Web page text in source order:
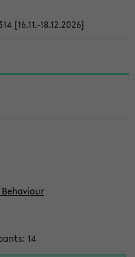
[16.11.-18.12.2026]
14